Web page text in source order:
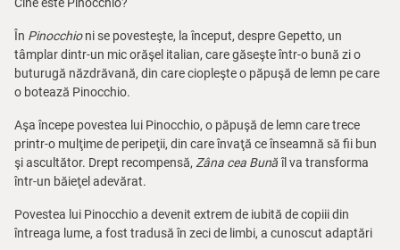
Cine este Pinocchio?
În Pinocchioni se povesteşte, la început, despre Gepetto, un
tâmplar dintr-un mic orăşel italian, care găseşte într-o bună zi o
buturugă năzdrăvană, din care ciopleşte o păpuşă de lemn pe care
o botează Pinocchio.
Aşa începe povestea lui Pinocchio, o păpuşă de lemn care trece
printr-o mulţime de peripeţii, din care învaţă ce înseamnă să fii bun
şi ascultător. Drept recompensă, Zâna cea Bună îl va transforma
într-un băieţel adevărat.
Povestea lui Pinocchio a devenit extrem de iubită de copiii din
întreaga lume, a fost tradusă în zeci de limbi, a cunoscut adaptări